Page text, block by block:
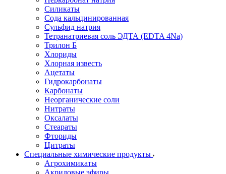
Силикаты
Сода кальцинированная
Сульфид натрия
Тетранатриевая соль ЭДТА (EDTA 4Na)
Трилон Б
Хлориды
Хлорная известь
Ацетаты
Гидрокарбонаты
Карбонаты
Неорганические соли
Нитраты
Оксалаты
Стеараты
Фториды
Цитраты
Специальные химические продукты
Агрохимикаты
Акриловые эфиры